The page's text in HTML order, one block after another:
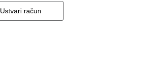
Ustvari račun